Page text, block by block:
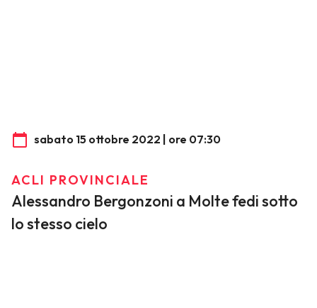
sabato 15 ottobre 2022 | ore 07:30
ACLI PROVINCIALE
Alessandro Bergonzoni a Molte fedi sotto
lo stesso cielo